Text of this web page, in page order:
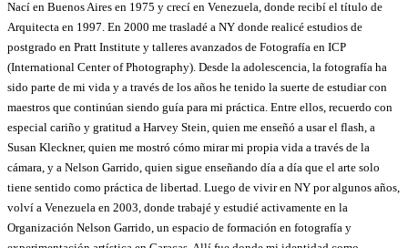
Nací en Buenos Aires en 1975 y crecí en Venezuela, donde recibí el título de
Arquitecta en 1997. En 2000 me trasladé a NY donde realicé estudios de
postgrado en Pratt Institute y talleres avanzados de Fotografía en ICP
(International Center of Photography). Desde la adolescencia, la fotografía ha
sido parte de mi vida y a través de los años he tenido la suerte de estudiar con
maestros que continúan siendo guía para mi práctica. Entre ellos, recuerdo con
especial cariño y gratitud a Harvey Stein, quien me enseñó a usar el flash, a
Susan Kleckner, quien me mostró cómo mirar mi propia vida a través de la
cámara, y a Nelson Garrido, quien sigue enseñando día a día que el arte solo
tiene sentido como práctica de libertad. Luego de vivir en NY por algunos años,
volví a Venezuela en 2003, donde trabajé y estudié activamente en la
Organización Nelson Garrido, un espacio de formación en fotografía y